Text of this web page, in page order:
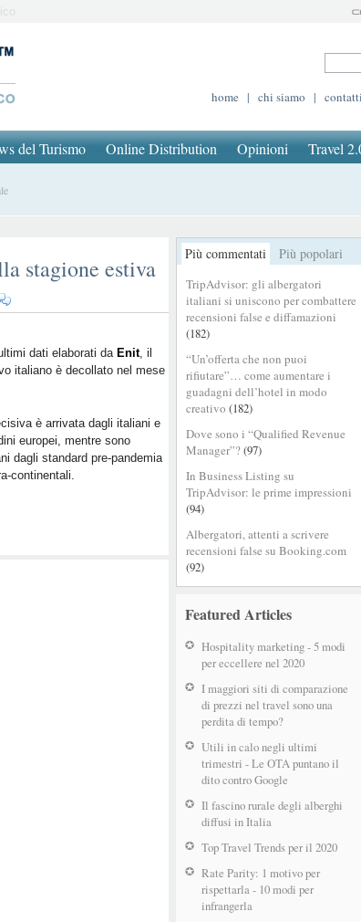
home | chi siamo | contatti
del Turismo Online Distribution Opinioni Travel
Più commentati Più popolari
TripAdvisor: gli albergatori
italiani si uniscono per combattere
recensioni false e diffamazioni
(182)
“Un’offerta che non puoi
rifiutare”… come aumentare i
guadagni dell’hotel in modo
creativo (182)
Dove sono i “Qualified Revenue
Manager”?(97)
In Business Listing su
TripAdvisor: le prime impressioni
(94)
Albergatori, attenti a scrivere
recensioni false su Booking.com
(92)
Featured Articles
Hospitality marketing - 5 modi
per eccellere nel 2020
I maggiori siti di comparazione
di prezzi nel travel sono una
perdita di tempo?
Utili in calo negli ultimi
trimestri - Le OTA puntano il
dito contro Google
Il fascino rurale degli alberghi
diffusi in Italia
Top Travel Trends per il 2020
Rate Parity: 1 motivo per
rispettarla - 10 modi per
infrangerla
stagione estiva
dati elaborati da Enit, il
italiano è decollato nel mese
è arrivata dagli italiani e
europei, mentre sono
dagli standard pre-pandemia
continentali.